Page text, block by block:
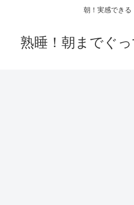
朝！実感でき
熟睡！朝までぐ